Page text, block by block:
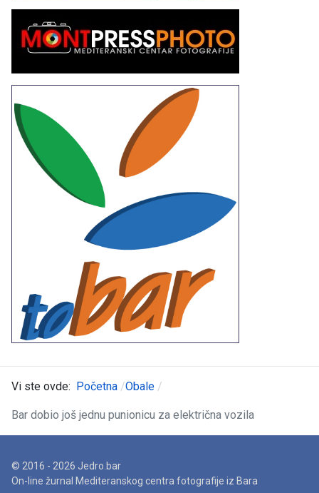
Vi ste ovde: Početna Obale
Bar dobio još jednu punionicu za električna vozila
© 2016 - 2026 Jedro.bar
On-line žurnal Mediteranskog centra fotografije iz Bara